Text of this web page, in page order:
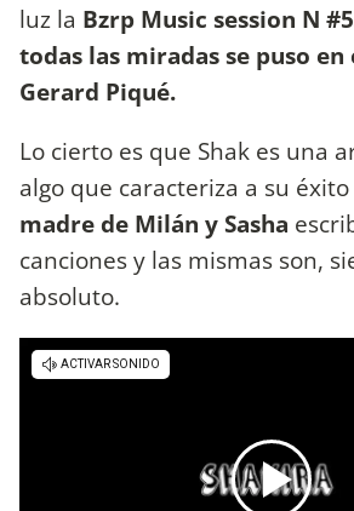
luz la Bzrp Music session N
todas las miradas se puso en
Gerard Piqué.
Lo cierto es que Shak es una
algo que caracteriza a su
madre de Milán y Sasha
canciones y las mismas son,
absoluto.